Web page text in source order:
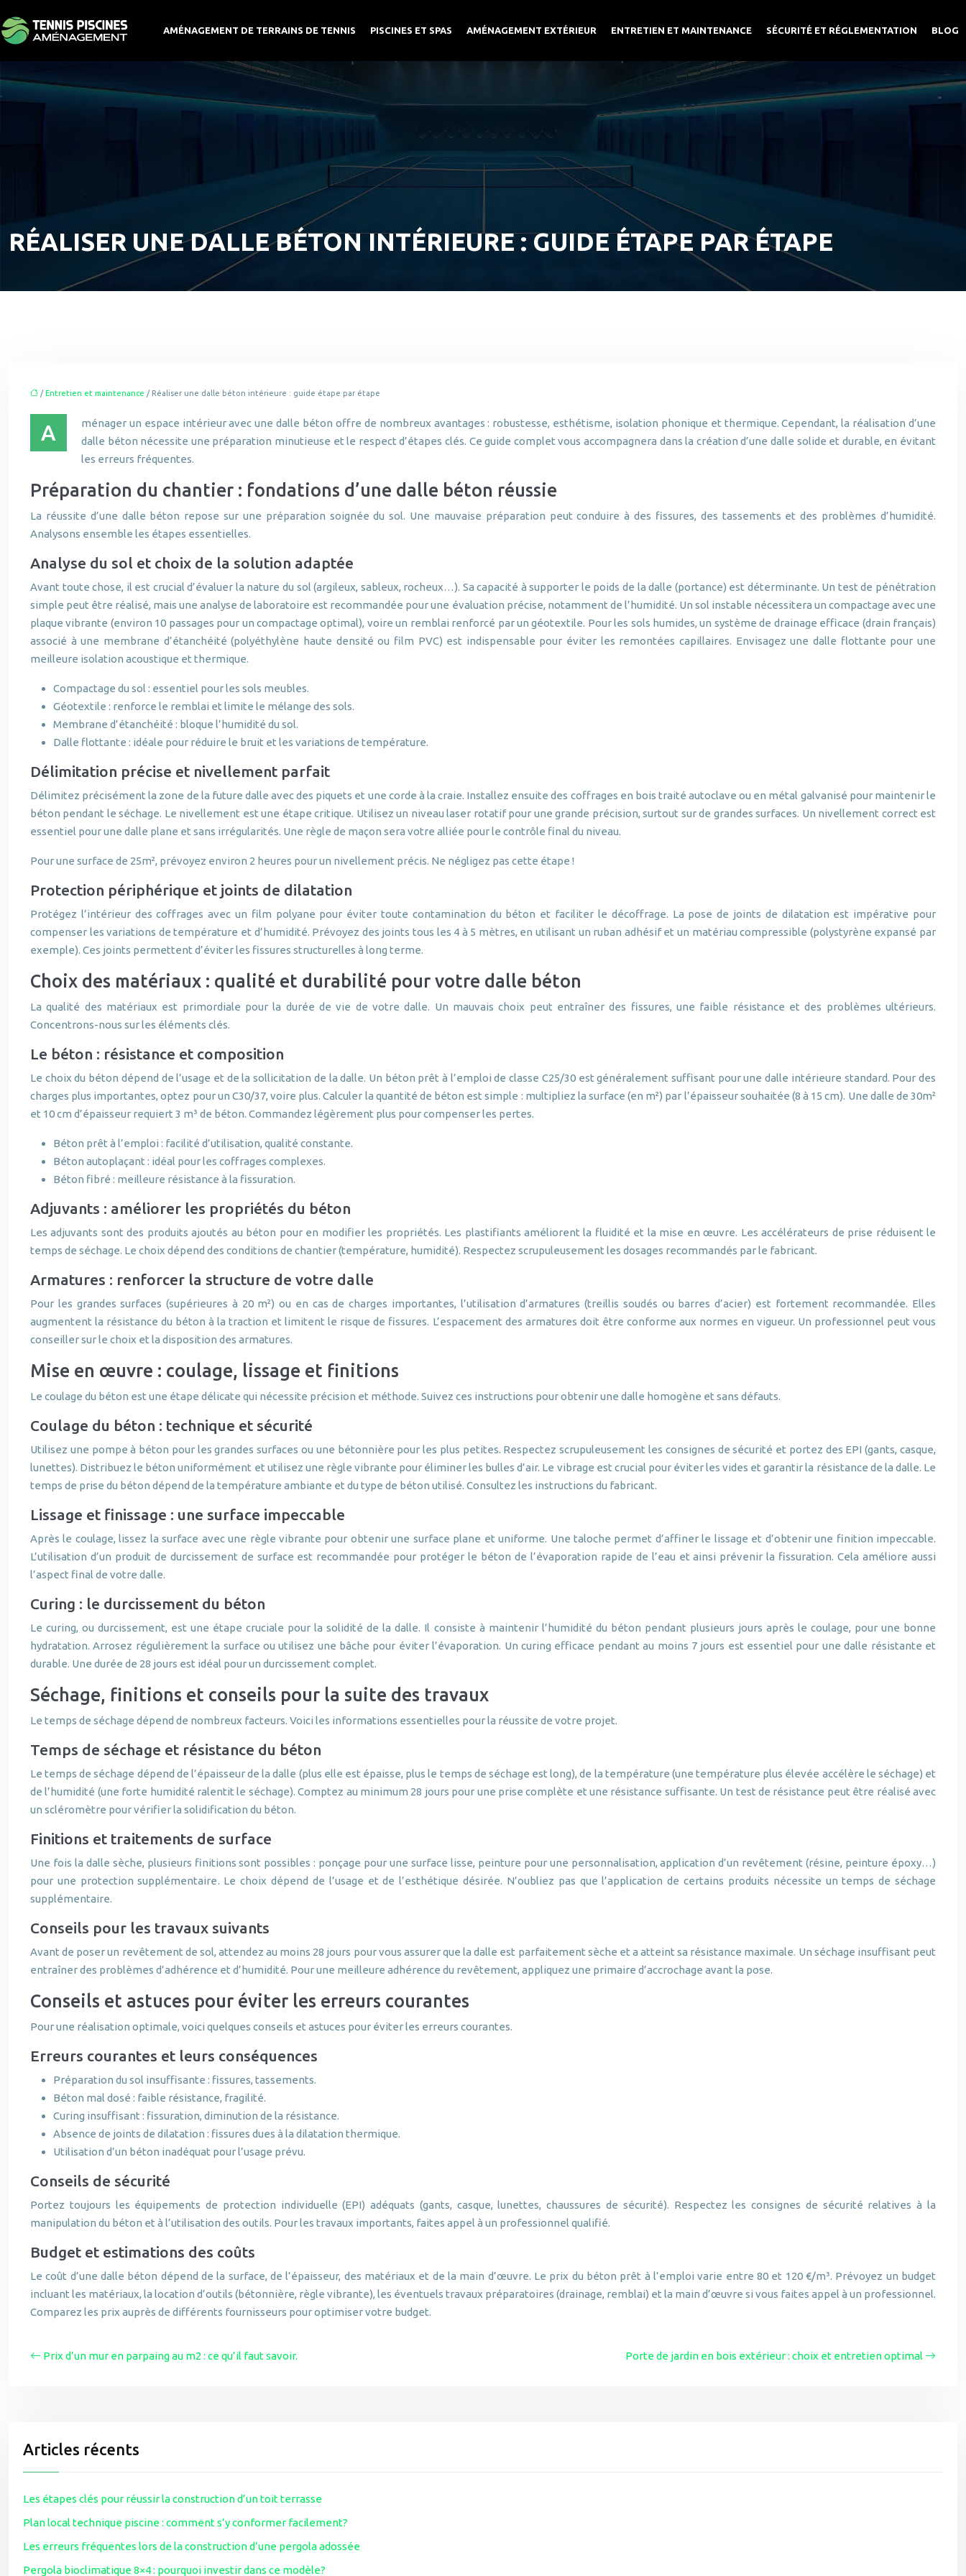
AMÉNAGEMENT DE TERRAINS DE TENNIS PISCINES ET SPAS AMÉNAGEMENT EXTÉRIEUR ENTRETIEN ET MAINTENANCE SÉCURITÉ ET RÉGLEMENTATION BLOG
RÉALISER UNE DALLE BÉTON INTÉRIEURE : GUIDE ÉTAPE PAR ÉTAPE
/Entretien et maintenance / Réaliser une dalle béton intérieure : guide étape par étape
A
ménager un espace intérieur avec une dalle béton offre de nombreux avantages : robustesse, esthétisme, isolation phonique et thermique. Cependant, la réalisation d’une
dalle béton nécessite une préparation minutieuse et le respect d’étapes clés. Ce guide complet vous accompagnera dans la création d’une dalle solide et durable, en évitant
les erreurs fréquentes.
Préparation du chantier : fondations d’une dalle béton réussie
La réussite d’une dalle béton repose sur une préparation soignée du sol. Une mauvaise préparation peut conduire à des fissures, des tassements et des problèmes d’humidité.
Analysons ensemble les étapes essentielles.
Analyse du sol et choix de la solution adaptée
Avant toute chose, il est crucial d’évaluer la nature du sol (argileux, sableux, rocheux…). Sa capacité à supporter le poids de la dalle (portance) est déterminante. Un test de pénétration
simple peut être réalisé, mais une analyse de laboratoire est recommandée pour une évaluation précise, notamment de l’humidité. Un sol instable nécessitera un compactage avec une
plaque vibrante (environ 10 passages pour un compactage optimal), voire un remblai renforcé par un géotextile. Pour les sols humides, un système de drainage efficace (drain français)
associé à une membrane d’étanchéité (polyéthylène haute densité ou film PVC) est indispensable pour éviter les remontées capillaires. Envisagez une dalle flottante pour une
meilleure isolation acoustique et thermique.
Compactage du sol : essentiel pour les sols meubles.
Géotextile : renforce le remblai et limite le mélange des sols.
Membrane d’étanchéité : bloque l’humidité du sol.
Dalle flottante : idéale pour réduire le bruit et les variations de température.
Délimitation précise et nivellement parfait
Délimitez précisément la zone de la future dalle avec des piquets et une corde à la craie. Installez ensuite des coffrages en bois traité autoclave ou en métal galvanisé pour maintenir le
béton pendant le séchage. Le nivellement est une étape critique. Utilisez un niveau laser rotatif pour une grande précision, surtout sur de grandes surfaces. Un nivellement correct est
essentiel pour une dalle plane et sans irrégularités. Une règle de maçon sera votre alliée pour le contrôle final du niveau.
Pour une surface de 25m², prévoyez environ 2 heures pour un nivellement précis. Ne négligez pas cette étape !
Protection périphérique et joints de dilatation
Protégez l’intérieur des coffrages avec un film polyane pour éviter toute contamination du béton et faciliter le décoffrage. La pose de joints de dilatation est impérative pour
compenser les variations de température et d’humidité. Prévoyez des joints tous les 4 à 5 mètres, en utilisant un ruban adhésif et un matériau compressible (polystyrène expansé par
exemple). Ces joints permettent d’éviter les fissures structurelles à long terme.
Choix des matériaux : qualité et durabilité pour votre dalle béton
La qualité des matériaux est primordiale pour la durée de vie de votre dalle. Un mauvais choix peut entraîner des fissures, une faible résistance et des problèmes ultérieurs.
Concentrons-nous sur les éléments clés.
Le béton : résistance et composition
Le choix du béton dépend de l’usage et de la sollicitation de la dalle. Un béton prêt à l’emploi de classe C25/30 est généralement suffisant pour une dalle intérieure standard. Pour des
charges plus importantes, optez pour un C30/37, voire plus. Calculer la quantité de béton est simple : multipliez la surface (en m²) par l’épaisseur souhaitée (8 à 15 cm). Une dalle de 30m²
et 10 cm d’épaisseur requiert 3 m³ de béton. Commandez légèrement plus pour compenser les pertes.
Béton prêt à l’emploi : facilité d’utilisation, qualité constante.
Béton autoplaçant : idéal pour les coffrages complexes.
Béton fibré : meilleure résistance à la fissuration.
Adjuvants : améliorer les propriétés du béton
Les adjuvants sont des produits ajoutés au béton pour en modifier les propriétés. Les plastifiants améliorent la fluidité et la mise en œuvre. Les accélérateurs de prise réduisent le
temps de séchage. Le choix dépend des conditions de chantier (température, humidité). Respectez scrupuleusement les dosages recommandés par le fabricant.
Armatures : renforcer la structure de votre dalle
Pour les grandes surfaces (supérieures à 20 m²) ou en cas de charges importantes, l’utilisation d’armatures (treillis soudés ou barres d’acier) est fortement recommandée. Elles
augmentent la résistance du béton à la traction et limitent le risque de fissures. L’espacement des armatures doit être conforme aux normes en vigueur. Un professionnel peut vous
conseiller sur le choix et la disposition des armatures.
Mise en œuvre : coulage, lissage et finitions
Le coulage du béton est une étape délicate qui nécessite précision et méthode. Suivez ces instructions pour obtenir une dalle homogène et sans défauts.
Coulage du béton : technique et sécurité
Utilisez une pompe à béton pour les grandes surfaces ou une bétonnière pour les plus petites. Respectez scrupuleusement les consignes de sécurité et portez des EPI (gants, casque,
lunettes). Distribuez le béton uniformément et utilisez une règle vibrante pour éliminer les bulles d’air. Le vibrage est crucial pour éviter les vides et garantir la résistance de la dalle. Le
temps de prise du béton dépend de la température ambiante et du type de béton utilisé. Consultez les instructions du fabricant.
Lissage et finissage : une surface impeccable
Après le coulage, lissez la surface avec une règle vibrante pour obtenir une surface plane et uniforme. Une taloche permet d’affiner le lissage et d’obtenir une finition impeccable.
L’utilisation d’un produit de durcissement de surface est recommandée pour protéger le béton de l’évaporation rapide de l’eau et ainsi prévenir la fissuration. Cela améliore aussi
l’aspect final de votre dalle.
Curing : le durcissement du béton
Le curing, ou durcissement, est une étape cruciale pour la solidité de la dalle. Il consiste à maintenir l’humidité du béton pendant plusieurs jours après le coulage, pour une bonne
hydratation. Arrosez régulièrement la surface ou utilisez une bâche pour éviter l’évaporation. Un curing efficace pendant au moins 7 jours est essentiel pour une dalle résistante et
durable. Une durée de 28 jours est idéal pour un durcissement complet.
Séchage, finitions et conseils pour la suite des travaux
Le temps de séchage dépend de nombreux facteurs. Voici les informations essentielles pour la réussite de votre projet.
Temps de séchage et résistance du béton
Le temps de séchage dépend de l’épaisseur de la dalle (plus elle est épaisse, plus le temps de séchage est long), de la température (une température plus élevée accélère le séchage) et
de l’humidité (une forte humidité ralentit le séchage). Comptez au minimum 28 jours pour une prise complète et une résistance suffisante. Un test de résistance peut être réalisé avec
un scléromètre pour vérifier la solidification du béton.
Finitions et traitements de surface
Une fois la dalle sèche, plusieurs finitions sont possibles : ponçage pour une surface lisse, peinture pour une personnalisation, application d’un revêtement (résine, peinture époxy…)
pour une protection supplémentaire. Le choix dépend de l’usage et de l’esthétique désirée. N’oubliez pas que l’application de certains produits nécessite un temps de séchage
supplémentaire.
Conseils pour les travaux suivants
Avant de poser un revêtement de sol, attendez au moins 28 jours pour vous assurer que la dalle est parfaitement sèche et a atteint sa résistance maximale. Un séchage insuffisant peut
entraîner des problèmes d’adhérence et d’humidité. Pour une meilleure adhérence du revêtement, appliquez une primaire d’accrochage avant la pose.
Conseils et astuces pour éviter les erreurs courantes
Pour une réalisation optimale, voici quelques conseils et astuces pour éviter les erreurs courantes.
Erreurs courantes et leurs conséquences
Préparation du sol insuffisante : fissures, tassements.
Béton mal dosé : faible résistance, fragilité.
Curing insuffisant : fissuration, diminution de la résistance.
Absence de joints de dilatation : fissures dues à la dilatation thermique.
Utilisation d’un béton inadéquat pour l’usage prévu.
Conseils de sécurité
Portez toujours les équipements de protection individuelle (EPI) adéquats (gants, casque, lunettes, chaussures de sécurité). Respectez les consignes de sécurité relatives à la
manipulation du béton et à l’utilisation des outils. Pour les travaux importants, faites appel à un professionnel qualifié.
Budget et estimations des coûts
Le coût d’une dalle béton dépend de la surface, de l’épaisseur, des matériaux et de la main d’œuvre. Le prix du béton prêt à l’emploi varie entre 80 et 120 €/m³. Prévoyez un budget
incluant les matériaux, la location d’outils (bétonnière, règle vibrante), les éventuels travaux préparatoires (drainage, remblai) et la main d’œuvre si vous faites appel à un professionnel.
Comparez les prix auprès de différents fournisseurs pour optimiser votre budget.
Prix d’un mur en parpaing au m2 : ce qu’il faut savoir. Porte de jardin en bois extérieur : choix et entretien optimal
Articles récents
Les étapes clés pour réussir la construction d’un toit terrasse
Plan local technique piscine : comment s’y conformer facilement?
Les erreurs fréquentes lors de la construction d’une pergola adossée
Pergola bioclimatique 8×4 : pourquoi investir dans ce modèle?